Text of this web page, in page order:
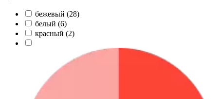
бежевый (28)
белый (6)
красный (2)